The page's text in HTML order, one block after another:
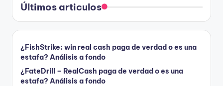
Últimos articulos
¿FishStrike: win real cash paga de verdad o es una
estafa? Análisis a fondo
¿FateDrill – RealCash paga de verdad o es una
estafa? Análisis a fondo